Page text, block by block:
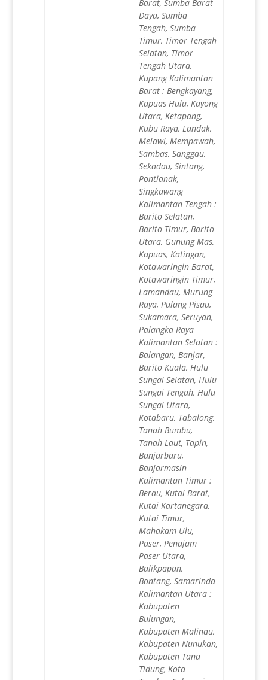
Barat, Sumba Barat
Daya, Sumba
Tengah, Sumba
Timur, Timor Tengah
Selatan, Timor
Tengah Utara,
Kupang Kalimantan
Barat : Bengkayang,
Kapuas Hulu, Kayong
Utara, Ketapang,
Kubu Raya, Landak,
Melawi, Mempawah,
Sambas, Sanggau,
Sekadau, Sintang,
Pontianak,
Singkawang
Kalimantan Tengah :
Barito Selatan,
Barito Timur, Barito
Utara, Gunung Mas,
Kapuas, Katingan,
Kotawaringin Barat,
Kotawaringin Timur,
Lamandau, Murung
Raya, Pulang Pisau,
Sukamara, Seruyan,
Palangka Raya
Kalimantan Selatan :
Balangan, Banjar,
Barito Kuala, Hulu
Sungai Selatan, Hulu
Sungai Tengah, Hulu
Sungai Utara,
Kotabaru, Tabalong,
Tanah Bumbu,
Tanah Laut, Tapin,
Banjarbaru,
Banjarmasin
Kalimantan Timur :
Berau, Kutai Barat,
Kutai Kartanegara,
Kutai Timur,
Mahakam Ulu,
Paser, Penajam
Paser Utara,
Balikpapan,
Bontang, Samarinda
Kalimantan Utara :
Kabupaten
Bulungan,
Kabupaten Malinau,
Kabupaten Nunukan,
Kabupaten Tana
Tidung, Kota